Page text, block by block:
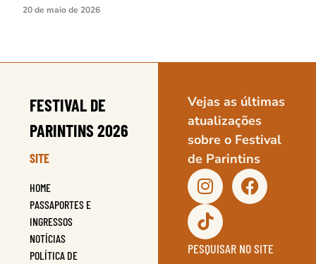
20 de maio de 2026
FESTIVAL DE
PARINTINS 2026
SITE
HOME
PASSAPORTES E
INGRESSOS
NOTÍCIAS
POLÍTICA DE
Vejas as últimas
atualizações
sobre o Festival
de Parintins
PESQUISAR NO SITE